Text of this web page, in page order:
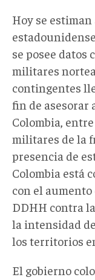
Hoy se
se posee datos
militares
contingentes
fin de asesorar
Colombia,
militares de la
presencia de
Colombia está
con el
DDHH contra
la intensidad
los territorios
El gobierno